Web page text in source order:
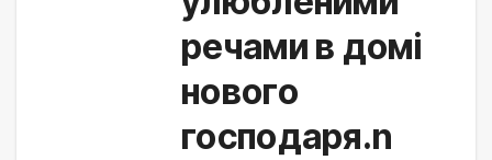
речами в домі
нового
господаря.n